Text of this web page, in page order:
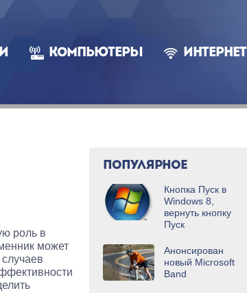
КОМПЬЮТЕРЫ ИНТЕРНЕТ
роль в
может
ПОПУЛЯРНОЕ
Кнопка Пуск в
Windows 8,
вернуть кнопку
Пуск
Анонсирован
новый Microsoft
Band